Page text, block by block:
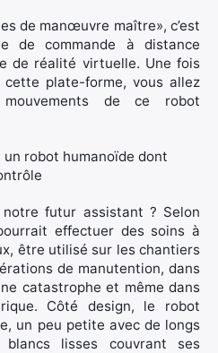
de manœuvre maître», c’est
de commande à distance
de réalité virtuelle. Une fois
plate-forme, vous allez
de ce robot
futur assistant ? Selon
effectuer des soins à
être utilisé sur les chantiers
de manutention, dans
catastrophe et même dans
Côté design, le robot
un peu petite avec de longs
lisses couvrant ses